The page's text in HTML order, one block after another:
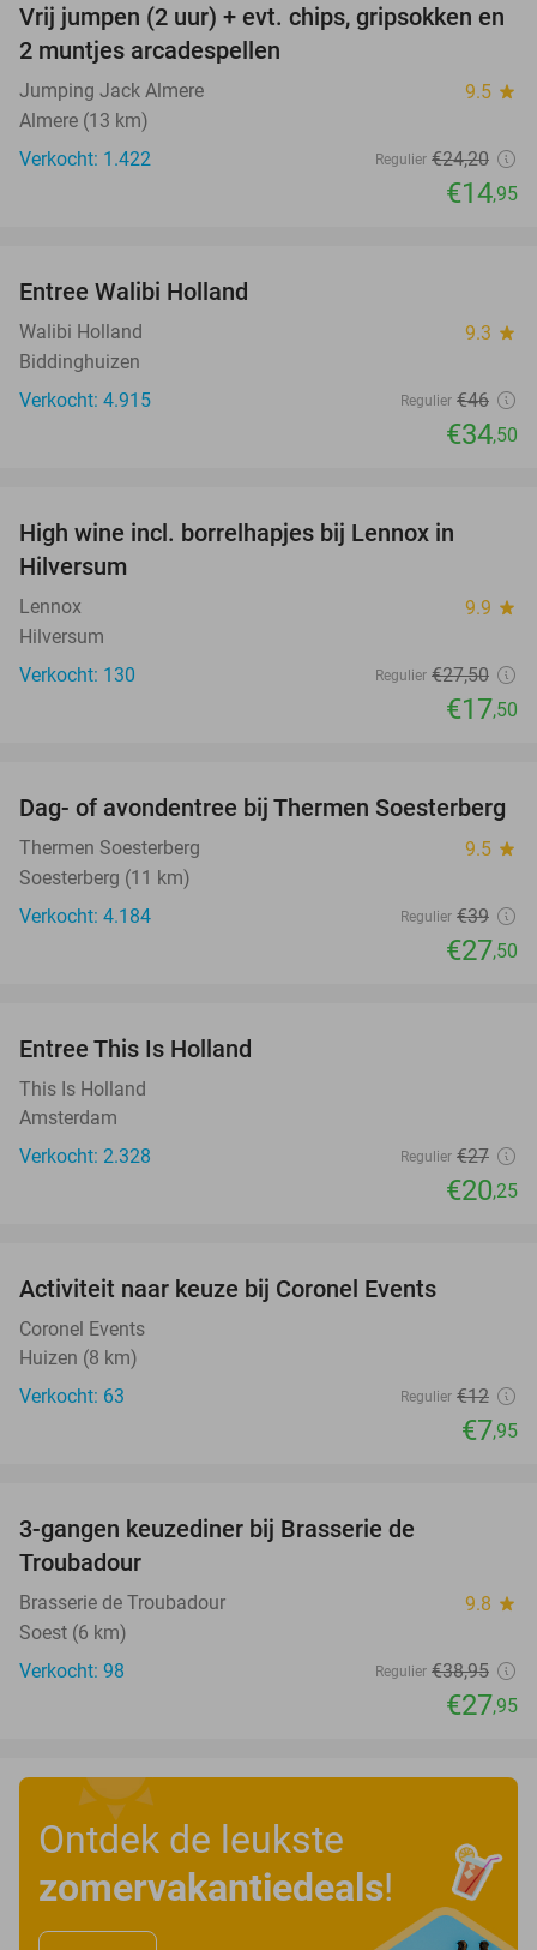
38%
Vrij jumpen (2 uur) + evt. chips, gripsokken en
2 muntjes arcadespellen
Jumping Jack Almere 9.5 star
Almere (13 km)
Verkocht: 1.422
Regulier €24,20
€14,95
Entree Walibi Holland
Walibi Holland 9.3 star
Biddinghuizen
Verkocht: 4.915
Regulier €46
€34,50
High wine incl. borrelhapjes bij Lennox in
Hilversum
Lennox 9.9 star
Hilversum
Verkocht: 130
Regulier €27,50
€17,50
29%
Dag- of avondentree bij Thermen Soesterberg
Thermen Soesterberg 9.5 star
Soesterberg (11 km)
Verkocht: 4.184
Regulier €39
€27,50
Entree This Is Holland
This Is Holland
Amsterdam
Verkocht: 2.328
Regulier €27
€20,25
Activiteit naar keuze bij Coronel Events
Coronel Events
Huizen (8 km)
Verkocht: 63
Regulier €12
€7,95
3-gangen keuzediner bij Brasserie de
Troubadour
Brasserie de Troubadour 9.8 star
Soest (6 km)
Verkocht: 98
Regulier €38,95
€27,95
Ontdek de leukste
zomervakantiedeals!